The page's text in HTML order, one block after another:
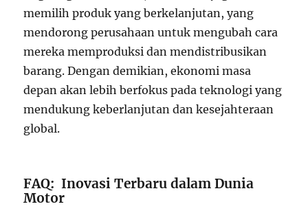
memilih produk yang berkelanjutan, yang
mendorong perusahaan untuk mengubah cara
mereka memproduksi dan mendistribusikan
barang. Dengan demikian, ekonomi masa
depan akan lebih berfokus pada teknologi yang
mendukung keberlanjutan dan kesejahteraan
global.
FAQ: Inovasi Terbaru dalam Dunia
Motor